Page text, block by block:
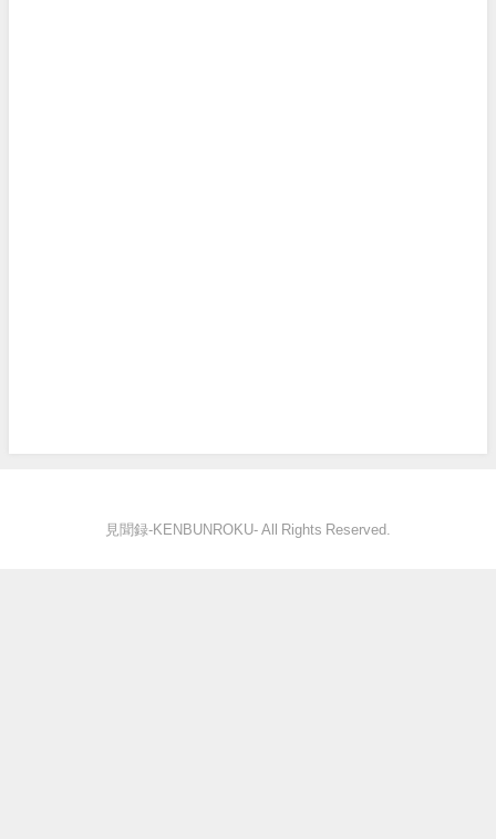
見聞録‐KENBUNROKU- All Rights Reserved.